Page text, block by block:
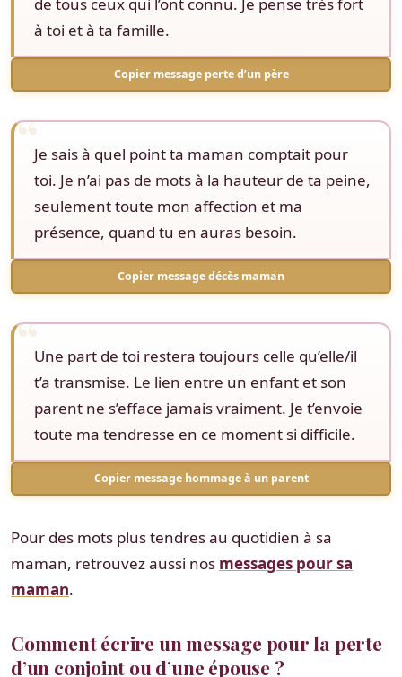
de tous ceux qui l’ont connu. Je pense très fort
à toi et à ta famille.
Copier message perte d’un père
Je sais à quel point ta maman comptait pour
toi. Je n’ai pas de mots à la hauteur de ta peine,
seulement toute mon affection et ma
présence, quand tu en auras besoin.
Copier message décès maman
Une part de toi restera toujours celle qu’elle/il
t’a transmise. Le lien entre un enfant et son
parent ne s’efface jamais vraiment. Je t’envoie
toute ma tendresse en ce moment si difficile.
Copier message hommage à un parent
Pour des mots plus tendres au quotidien à sa
maman, retrouvez aussi nos messages pour sa
maman.
Comment écrire un message pour la perte
d’un conjoint ou d’une épouse ?